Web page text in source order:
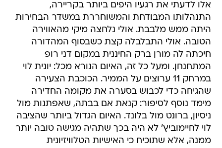
אלו לדעתי את רגעיו היפים ביותר בקריירה,
התנהלותו המבודחת והמשוחררת במשדר הבחירות
היתה ממש מלבבת. אולי נלחצה מיקי מהאווירה
הטובה. אולי התבלבלה קצת כשבסוף המהדורה
חיכתה לה מורן ברק החיננית במקום דני רופ
המתחנחן. ומעל כל זה, האיום הנורא מכל: יונית לוי
במרחק 11 ערוצים על הממיר. הכוכבת הצעירה
שהגיחה כדי לכבוש בסערה את מקומה החדירה
מימד נוסף לסיפור: קנאת אם בבתה, שאפתנות מול
ניסיון, ברונט מול בלונד. האיום הגדול ביותר שהציבה
לוי לחיימוביץ' לא היה בכך שתהיה מגישה טובה יותר
ממנה, אלא שתוכיח כי האישיות הטלוויזיונית